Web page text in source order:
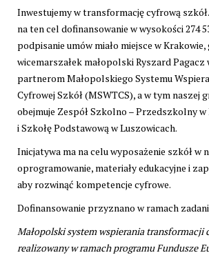
Inwestujemy w transformację cyfrową
na ten cel dofinansowanie w wysokości 274
podpisanie umów miało miejsce w Krakowie,
wicemarszałek małopolski Ryszard Pagacz
partnerom Małopolskiego Systemu
Cyfrowej Szkół (MSWTCS), a w tym naszej
obejmuje Zespół Szkolno – Przedszkolny
i Szkołę Podstawową w Luszowicach.
Inicjatywa ma na celu wyposażenie szkół w
oprogramowanie, materiały edukacyjne i
aby rozwinąć kompetencje cyfrowe.
Dofinansowanie przyznano w ramach
Małopolski system wspierania transformacji
realizowany w ramach programu Fundusze